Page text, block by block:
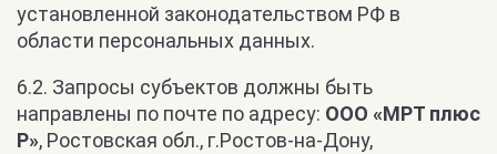
установленной законодательством РФ в
области персональных данных.
6.2. Запросы субъектов должны быть
направлены по почте по адресу: ООО «МРТ плюс
Р», Ростовская обл., г.Ростов-на-Дону,